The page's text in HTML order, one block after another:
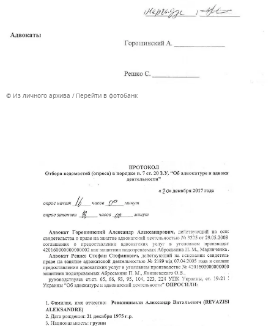
© Из личного архива Перейти в фотобанк